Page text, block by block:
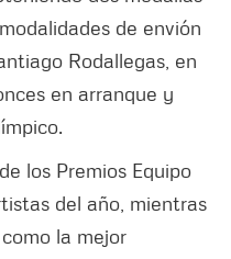
de envión
Rodallegas, en
en arranque y
los Premios Equipo
del año, mientras
la mejor